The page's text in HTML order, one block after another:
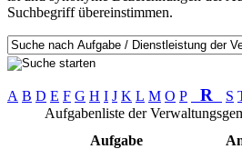
Suchbegriff übereinstimmen.
A B D E F G H I J K L M O P R S
Aufgabenliste der
Aufgabe